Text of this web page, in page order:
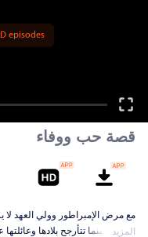
قصة حب ووفاء
مع مرض الإمبراطور وولي العهد لا
المدينة. بينما تتأرجح بلادها
المزيد